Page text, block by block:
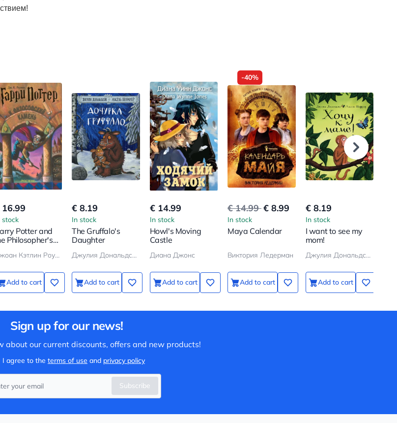
stock
Potter and
Philosopher's
Джоан Кэтлин Роулинг
Add to cart
€ 8.19
In stock
The Gruffalo's
Daughter
Джулия Дональдсон
Add to cart
€ 14.99
In stock
Howl's Moving
Castle
Диана Джонс
Add to cart
-40%
€ 14.99€ 8.99
In stock
Maya Calendar
Виктория Ледерман
Add to cart
€ 8.19
In stock
I want to see my
mom!
Джулия Дональдсон, Аксель Шеффлер
Add to cart
Sign up for our news!
about our current discounts, offers and new products!
I agree to the terms of use and privacy policy
Subscribe